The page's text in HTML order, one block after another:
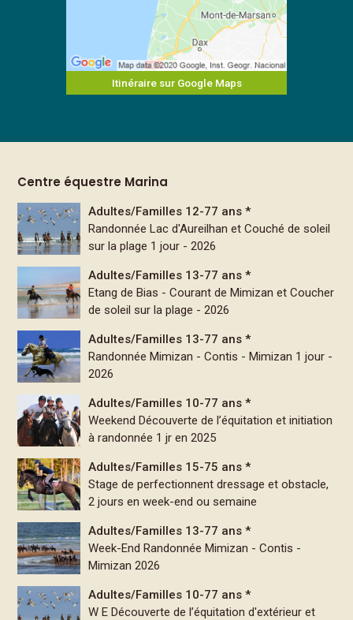
Itinéraire sur Google Maps
Centre équestre Marina
Adultes/Familles 12-77 ans *
Randonnée Lac d'Aureilhan et Couché de soleil
sur la plage 1 jour - 2026
Adultes/Familles 13-77 ans *
Etang de Bias - Courant de Mimizan et Coucher
de soleil sur la plage - 2026
Adultes/Familles 13-77 ans *
Randonnée Mimizan - Contis - Mimizan 1 jour -
2026
Adultes/Familles 10-77 ans *
Weekend Découverte de l’équitation et initiation
à randonnée 1 jr en 2025
Adultes/Familles 15-75 ans *
Stage de perfectionnent dressage et obstacle,
2 jours en week-end ou semaine
Adultes/Familles 13-77 ans *
Week-End Randonnée Mimizan - Contis -
Mimizan 2026
Adultes/Familles 10-77 ans *
W E Découverte de l’équitation d'extérieur et